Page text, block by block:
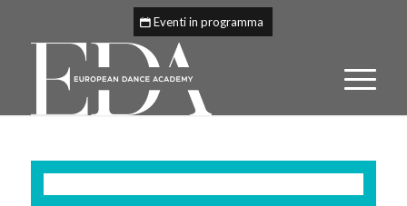
Eventi in programma